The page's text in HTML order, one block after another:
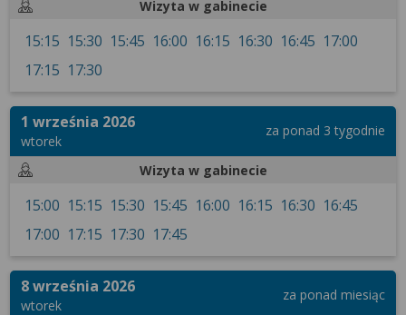
Wizyta w gabinecie
15:15 15:30 15:45 16:00 16:15 16:30 16:45 17:00
17:15 17:30
1 września 2026
wtorek
za ponad 3 tygodnie
Wizyta w gabinecie
15:00 15:15 15:30 15:45 16:00 16:15 16:30 16:45
17:00 17:15 17:30 17:45
8 września 2026
wtorek
za ponad miesiąc
udostępniania funkcji mediów społecznościowych.
Kliknij „Akceptuję i przechodzę do serwisu”, aby
wyrazić zgodę na przetwarzanie przez nas i
naszych partnerów Twoich danych w
powyższych celach.
Pamiętaj, że wyrażenie zgody jest dobrowolne, a
możesz też wycofać zgodę na przetwarzanie Twoich
danych tylko w niektórych celach. Jeżeli chcesz
dowiedzieć się więcej lub chcesz przeprowadzić
konfigurację szczegółową, to możesz tego dokonać
za pomocą „Ustawień zaawansowanych”.